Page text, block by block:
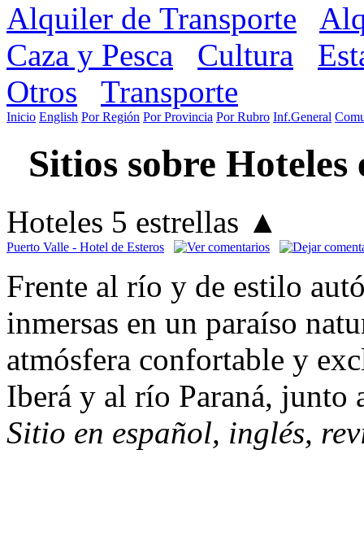
Alquiler de Transporte
Caza y Pesca
Cultura
Otros
Transporte
Inicio English Por Región Por Provincia Por Rubro Inf.General
Sitios sobre
Hoteles 5 estrellas ▲
Puerto Valle - Hotel de Esteros
Frente al río y de estilo
inmersas en un paraíso
atmósfera confortable y
Iberá y al río Paraná, junto
Sitio en español, inglés,